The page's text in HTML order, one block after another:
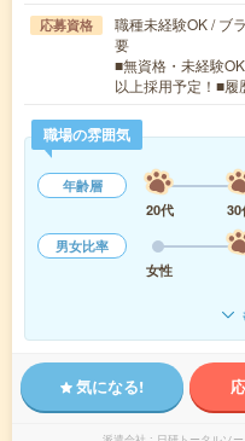
応募資格
職種未経験OK / ブ
要
■無資格・未経験
以上採用予定！■
職場の雰囲気
年齢層
20代
30
男女比率
女性
気になる!